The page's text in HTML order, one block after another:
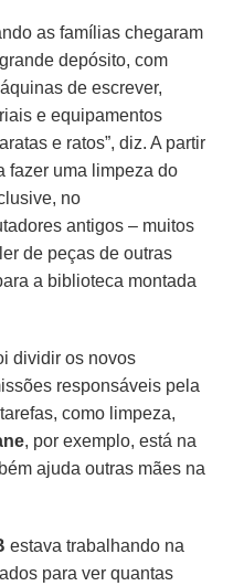
as famílias chegaram
depósito, com
de escrever,
e equipamentos
e ratos”, diz. A partir
fazer uma limpeza do
no
antigos – muitos
de peças de outras
a biblioteca montada
dividir os novos
responsáveis pela
como limpeza,
, por exemplo, está na
ajuda outras mães na
estava trabalhando na
para ver quantas